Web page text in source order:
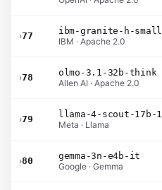
›77
ibm-granite-h-small
IBM · Apache 2.0
›78
olmo-3.1-32b-think
Allen AI · Apache 2.0
›79
Meta · Llama
›80
gemma-3n-e4b-it
Google · Gemma